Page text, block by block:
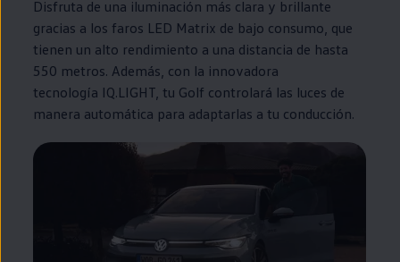
Disfruta de una iluminación más clara y brillante
gracias a los faros LED Matrix de bajo consumo, que
tienen un alto rendimiento a una distancia de hasta
550 metros. Además, con la innovadora
tecnología IQ.LIGHT, tu Golf controlará las luces de
manera automática para adaptarlas a tu conducción.